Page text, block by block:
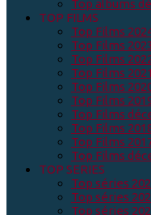
Top albums
TOP FILMS
Top Films
Top Films 2023
Top Films
Top Films 2021
Top Films
Top Films
Top Films
Top Films
Top Films
Top Films
TOP SERIES
Top séries
Top séries
Top séries